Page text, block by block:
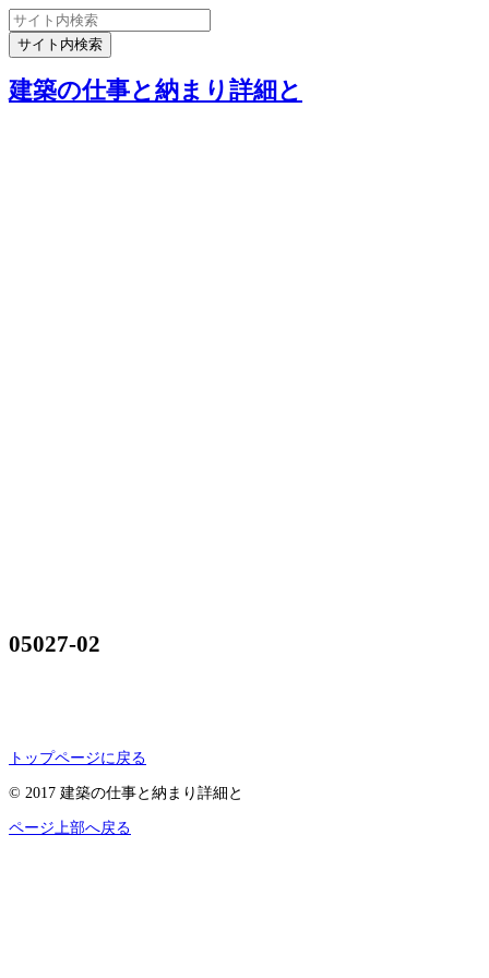
建築の仕事と納まり詳細と
05027-02
トップページに戻る
© 2017 建築の仕事と納まり詳細と
ページ上部へ戻る